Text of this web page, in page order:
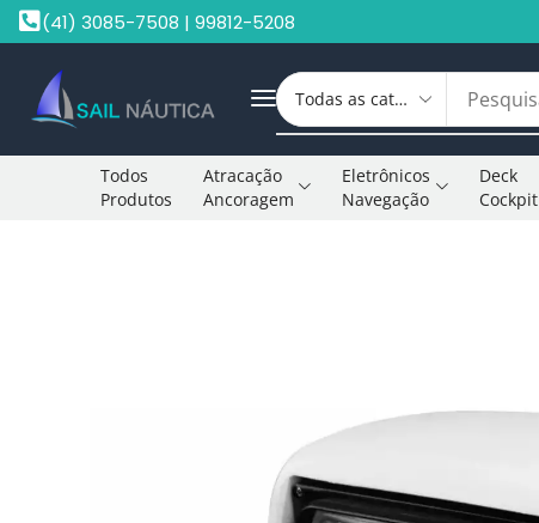
(41) 3085-7508 | 99812-5208
Todos
Produtos
Atracação
Ancoragem
Eletrônicos
Navegação
Deck
Cockpit